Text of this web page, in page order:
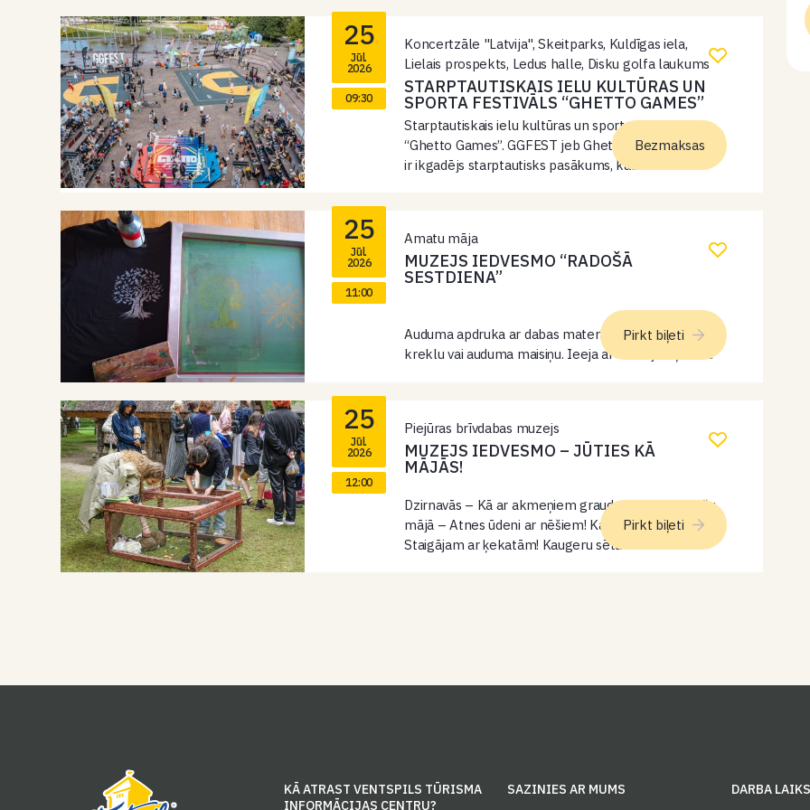
25
Jūl.
2026
09:30
Koncertzāle "Latvija", Skeitparks, Kuldīgas iela,
Lielais prospekts, Ledus halle, Disku golfa laukums
STARPTAUTISKAIS IELU KULTŪRAS UN
SPORTA FESTIVĀLS “GHETTO GAMES”
Starptautiskais ielu kultūras un sporta festivāls
“Ghetto Games”. GGFEST jeb Ghetto Games festivāls
ir ikgadējs starptautisks pasākums, kas svin ielu
Bezmaksas
25
Jūl.
2026
11:00
Amatu māja
MUZEJS IEDVESMO “RADOŠĀ
SESTDIENA”
Auduma apdruka ar dabas materiāliem. Līdzi ņemt T-
kreklu vai auduma maisiņu. Ieeja ar muzeja biļetēm.
Pirkt biļeti
25
Jūl.
2026
12:00
Piejūras brīvdabas muzejs
MUZEJS IEDVESMO – JŪTIES KĀ
MĀJĀS!
Dzirnavās – Kā ar akmeņiem graudus berza? Lībiešu
mājā – Atnes ūdeni ar nēšiem! Kaugeru sētā –
Staigājam ar ķekatām! Kaugeru sēta – Pabaro
Pirkt biļeti
KĀ ATRAST VENTSPILS TŪRISMA
INFORMĀCIJAS CENTRU?
SAZINIES AR MUMS DARBA LAIKS